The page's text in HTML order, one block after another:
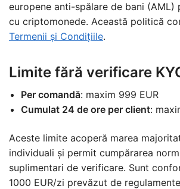
europene anti-spălare de bani (AML)
cu criptomonede. Această politică
Termenii și Condițiile.
Limite fără verificare
Per comandă: maxim 999 EUR
Cumulat 24 de ore per client:
Aceste limite acoperă marea
individuali și permit cumpărarea
suplimentari de verificare. Sunt
1000 EUR/zi prevăzut de